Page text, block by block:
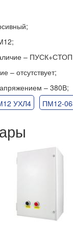
–
– отсутствует;
– 380В;
УХЛ4
ПМ12-